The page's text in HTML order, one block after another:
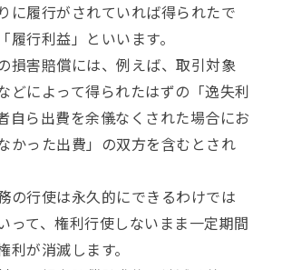
に履行がされていれば得られたで
履行利益」といいます。
損害賠償には、例えば、取引対象
どによって得られたはずの「逸失利
自ら出費を余儀なくされた場合にお
かった出費」の双方を含むとされ
の行使は永久的にできるわけでは
って、権利行使しないまま一定期間
利が消滅します。